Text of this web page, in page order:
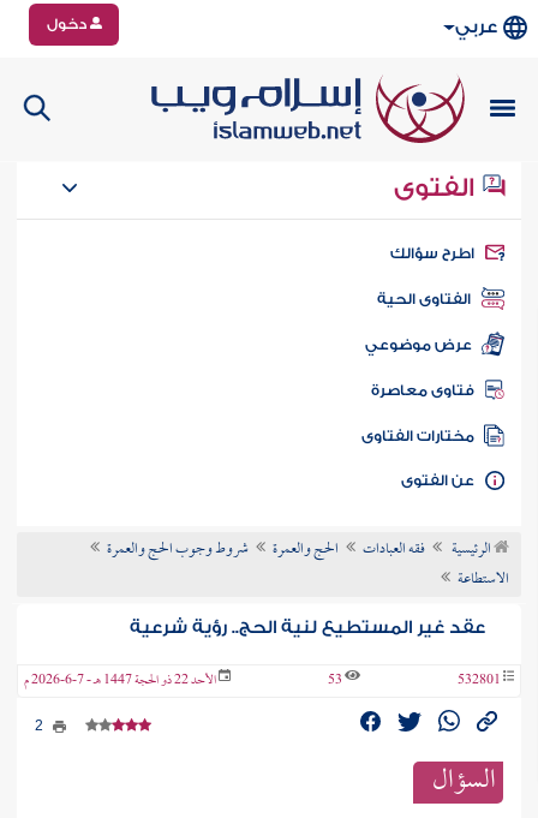
عربي دخول
الفتوى
سؤالك
الفتاوى الحية
عرض موضوعي
فتاوى معاصرة
مختارات الفتاوى
الفتوى
الرئيسية فقه العبادات الحج والعمرة
شروط وجوب الحج والعمرة
الاستطاعة
عقد غير المستطيع لنية الحج.. رؤية شرعية
532801
53 الأحد 22 ذو الحجة 1447 هـ - 7-6-2026 م
السؤال